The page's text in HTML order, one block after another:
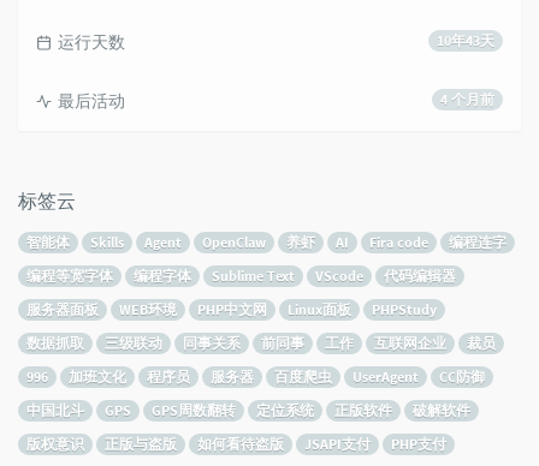
10年43天
运行天数
4 个月前
最后活动
标签云
智能体 Skills Agent OpenClaw 养虾 AI Fira code
编程连字
编程等宽字体
编程字体 Sublime Text VScode
代码编辑器
服务器面板
WEB环境 PHP中文网 Linux面板
PHPStudy
数据抓取
三级联动 同事关系 前同事 工作 互联网企业
裁员
996
加班文化 程序员 服务器 百度爬虫 UserAgent
CC防御
中国北斗
GPS GPS周数翻转 定位系统 正版软件
破解软件
版权意识
正版与盗版 如何看待盗版 JSAPI支付
PHP支付